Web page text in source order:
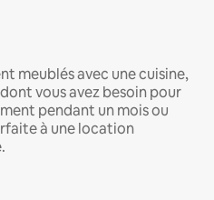
meublés avec une cuisine,
vous avez besoin pour
pendant un mois ou
à une location